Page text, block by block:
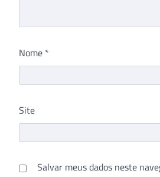
Nome *
Site
Salvar meus dados neste